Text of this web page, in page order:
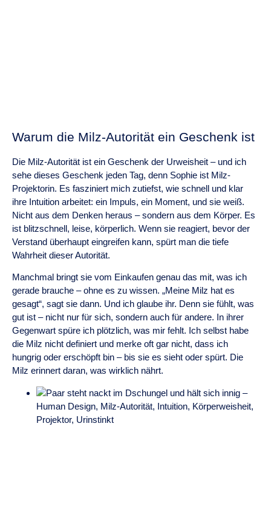
Warum die Milz-Autorität ein Geschenk ist
Die Milz-Autorität ist ein Geschenk der Urweisheit – und ich
sehe dieses Geschenk jeden Tag, denn Sophie ist Milz-
Projektorin. Es fasziniert mich zutiefst, wie schnell und klar
ihre Intuition arbeitet: ein Impuls, ein Moment, und sie weiß.
Nicht aus dem Denken heraus – sondern aus dem Körper. Es
ist blitzschnell, leise, körperlich. Wenn sie reagiert, bevor der
Verstand überhaupt eingreifen kann, spürt man die tiefe
Wahrheit dieser Autorität.
Manchmal bringt sie vom Einkaufen genau das mit, was ich
gerade brauche – ohne es zu wissen. „Meine Milz hat es
gesagt“, sagt sie dann. Und ich glaube ihr. Denn sie fühlt, was
gut ist – nicht nur für sich, sondern auch für andere. In ihrer
Gegenwart spüre ich plötzlich, was mir fehlt. Ich selbst habe
die Milz nicht definiert und merke oft gar nicht, dass ich
hungrig oder erschöpft bin – bis sie es sieht oder spürt. Die
Milz erinnert daran, was wirklich nährt.